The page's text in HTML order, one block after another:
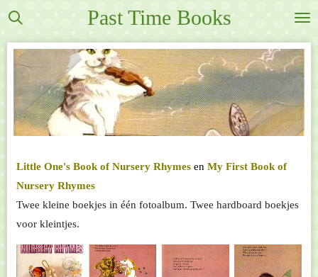
Ga
naar
hoofdinhoud
Past Time Books
Little One's Book of Nursery Rhymes en My First Book of
Nursery Rhymes
Twee kleine boekjes in één fotoalbum. Twee hardboard boekjes
voor kleintjes.